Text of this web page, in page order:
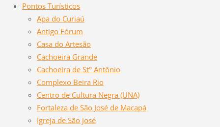
Pontos Turísticos
Apa do Curiaú
Antigo Fórum
Casa do Artesão
Cachoeira Grande
Cachoeira de St° Antônio
Complexo Beira Rio
Centro de Cultura Negra (UNA)
Fortaleza de São José de Macapá
Igreja de São José